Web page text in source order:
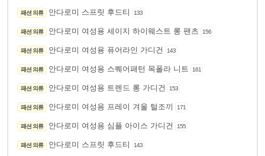
패션 의류 안다로미 스프릿 후드티 133
패션 의류 안다로미 여성용 세이지 하이웨스트 롱 팬츠 156
패션 의류 안다로미 여성용 퓨어라인 가디건 143
패션 의류 안다로미 여성용 스퀘어패턴 목폴라 니트 161
패션 의류 안다로미 여성용 트렌드 롱 가디건 153
패션 의류 안다로미 여성용 프레이 겨울 털조끼 171
패션 의류 안다로미 여성용 심플 아이스 가디건 155
패션 의류 안다로미 스프릿 후드티 143